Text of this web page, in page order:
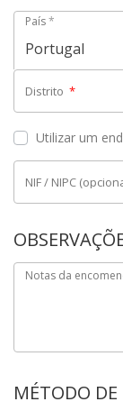
País*
Portugal
Distrito *
Utilizar um
NIF / NIPC
Notas da
MÉTODO DE